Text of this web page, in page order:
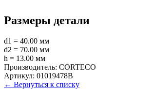
Размеры детали
d1 = 40.00 мм
d2 = 70.00 мм
h = 13.00 мм
Производитель: CORTECO
Артикул: 01019478B
← Вернуться к списку